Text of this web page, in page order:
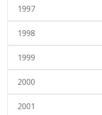
1997
1998
1999
2000
2001